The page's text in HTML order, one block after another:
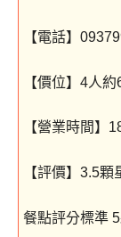
【電話】
【價位】4人約
【營業時間】
【評價】3.5顆
餐點評分標準